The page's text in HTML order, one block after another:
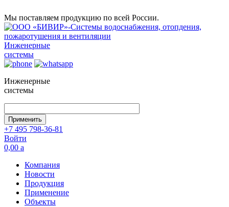
Мы поставляем продукцию по всей России.
Инженерные
системы
Инженерные
системы
+7 495 798-36-81
Войти
0,00 a
Компания
Новости
Продукция
Применение
Объекты